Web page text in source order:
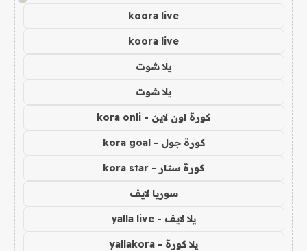
koora live
koora live
يلا شوت
يلا شوت
كورة اون لاين - kora onli
كورة جول - kora goal
كورة ستار - kora star
سوريا لايف
يلا لايف - yalla live
يلا كورة - yallakora